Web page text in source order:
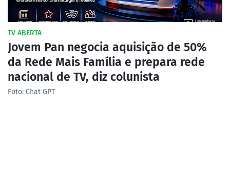
TV ABERTA
Jovem Pan negocia aquisição de 50%
da Rede Mais Família e prepara rede
nacional de TV, diz colunista
Foto: Chat GPT